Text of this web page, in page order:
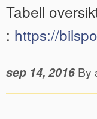
Tabell
: https://
sep 14, 2016 By